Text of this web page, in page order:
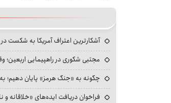
آشکارترین اعتراف آمریکا به شکست در
مجتبی شکوری در راهپیمایی اربعین؛
چگونه به «جنگ هرمز» پایان دهیم؛
فراخوان دریافت ایده‌های «خلاقانه و